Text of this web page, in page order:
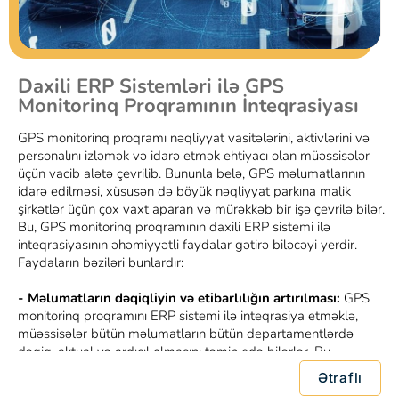
Daxili ERP Sistemləri ilə GPS
Monitorinq Proqramının İnteqrasiyası
GPS monitorinq proqramı nəqliyyat vasitələrini, aktivlərini və
personalını izləmək və idarə etmək ehtiyacı olan müəssisələr
üçün vacib alətə çevrilib. Bununla belə, GPS məlumatlarının
idarə edilməsi, xüsusən də böyük nəqliyyat parkına malik
şirkətlər üçün çox vaxt aparan və mürəkkəb bir işə çevrilə bilər.
Bu, GPS monitorinq proqramının daxili ERP sistemi ilə
inteqrasiyasının əhəmiyyətli faydalar gətirə biləcəyi yerdir.
Faydaların bəziləri bunlardır:
- Məlumatların dəqiqliyin və etibarlılığın artırılması: GPS
monitorinq proqramını ERP sistemi ilə inteqrasiya etməklə,
müəssisələr bütün məlumatların bütün departamentlərdə
dəqiq, aktual və ardıcıl olmasını təmin edə bilərlər. Bu,
məlumatların əl ilə daxil edilməsi səhvlərini aradan qaldırır və
Ətraflı